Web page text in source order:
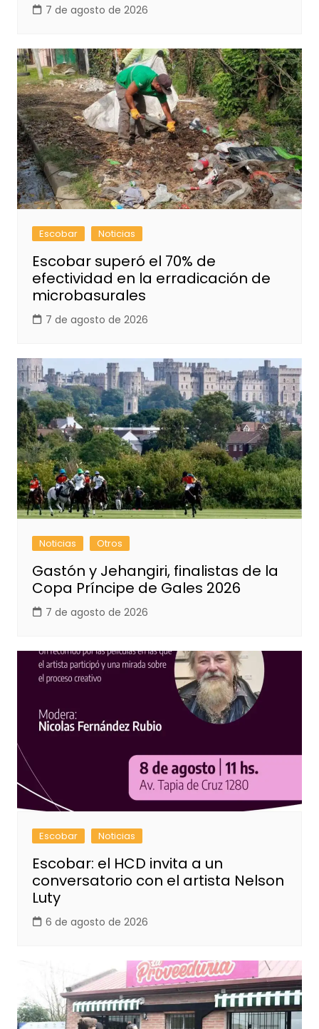
7 de agosto de 2026
Escobar Noticias
Escobar superó el 70% de
efectividad en la erradicación de
microbasurales
7 de agosto de 2026
Noticias Otros
Gastón y Jehangiri, finalistas de la
Copa Príncipe de Gales 2026
7 de agosto de 2026
Escobar Noticias
Escobar: el HCD invita a un
conversatorio con el artista Nelson
Luty
6 de agosto de 2026